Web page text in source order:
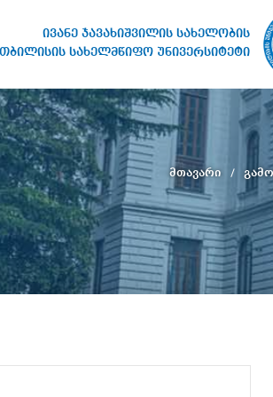
ივანე ჯავახიშვილის სახელობის
თბილისის სახელმწიფო უნივერსიტეტი
მთავარი